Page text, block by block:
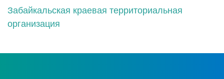
Забайкальская краевая территориальная
организация